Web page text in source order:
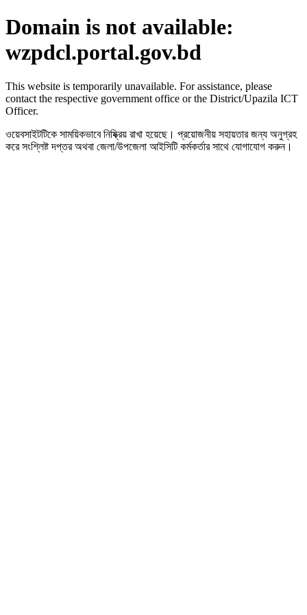
Domain is not available:
wzpdcl.portal.gov.bd
This website is temporarily unavailable. For assistance, please
contact the respective government office or the District/Upazila ICT
Officer.
ওয়েবসাইটটিকে সাময়িকভাবে নিষ্ক্রিয় রাখা হয়েছে। প্রয়োজনীয় সহায়তার জন্য অনুগ্রহ
করে সংশ্লিষ্ট দপ্তর অথবা জেলা/উপজেলা আইসিটি কর্মকর্তার সাথে যোগাযোগ করুন।